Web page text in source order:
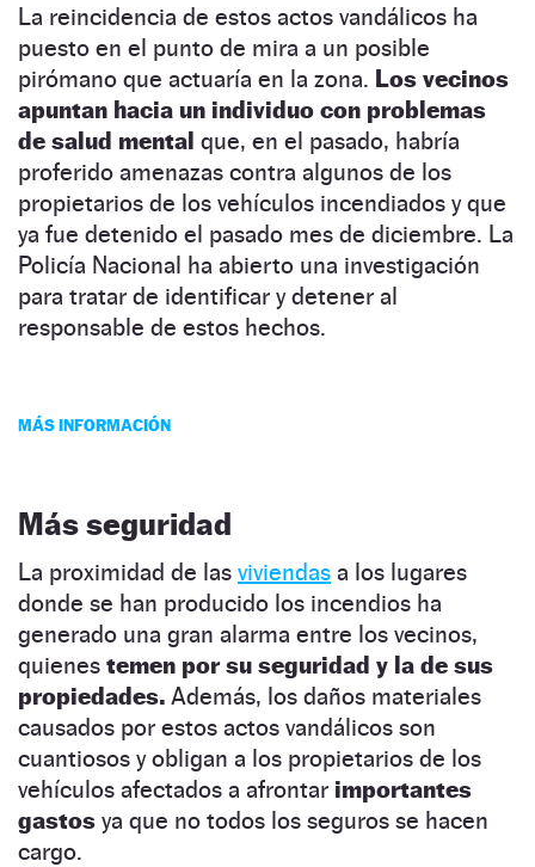
La reincidencia de estos actos vandálicos ha
puesto en el punto de mira a un posible
pirómano que actuaría en la zona. Los vecinos
apuntan hacia un individuo con problemas
de salud mental que, en el pasado, habría
proferido amenazas contra algunos de los
propietarios de los vehículos incendiados y que
ya fue detenido el pasado mes de diciembre. La
Policía Nacional ha abierto una investigación
para tratar de identificar y detener al
responsable de estos hechos.
MÁS INFORMACIÓN
Más seguridad
La proximidad de las viviendas a los lugares
donde se han producido los incendios ha
generado una gran alarma entre los vecinos,
quienes temen por su seguridad y la de sus
propiedades. Además, los daños materiales
causados por estos actos vandálicos son
cuantiosos y obligan a los propietarios de los
vehículos afectados a afrontar importantes
gastos ya que no todos los seguros se hacen
cargo.